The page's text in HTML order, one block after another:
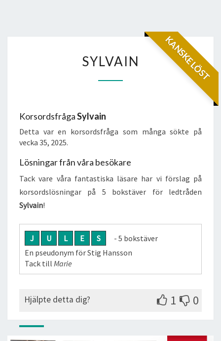
KANSKE LÖST
SYLVAIN
KorsordsfrågaSylvain
Detta var en korsordsfråga som många sökte på
vecka 35, 2025.
Lösningar från våra besökare
Tack vare våra fantastiska läsare har vi förslag på
korsordslösningar på 5 bokstäver för ledtråden
Sylvain!
J U L E S
- 5 bokstäver
En pseudonym för Stig Hansson
Tack till Marie
Hjälpte detta dig? 1 0